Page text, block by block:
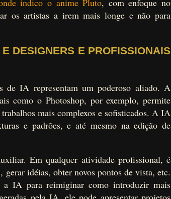
indico o anime Pluto, com enfoque no
os artistas a irem mais longe e não para
DESIGNERS E PROFISSIONAIS
de IA representam um poderoso aliado. A
como o Photoshop, por exemplo, permite
mais complexos e sofisticados. A IA
e padrões, e até mesmo na edição de
Em qualquer atividade profissional, é
gerar idéias, obter novos pontos de vista, etc.
a IA para reimiginar como introduzir mais